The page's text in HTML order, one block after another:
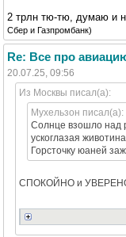
2 трлн тю-тю, думаю и
Сбер и Газпромбанк)
Re: Все про
20.07.25, 09:56
Из Москвы писал(а):
Мухельзон писал(а):
Солнце взошло над
ускоглазая
Горсточку юаней
СПОКОЙНО и